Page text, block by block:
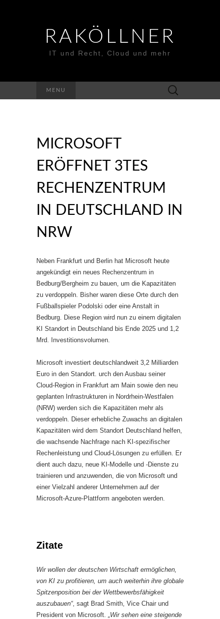
RAKÖLLNER
IT und Recht, Cloud und mehr
MENU
Suchen
nach:
MICROSOFT
ERÖFFNET 3TES
RECHENZENTRUM
IN DEUTSCHLAND IN
NRW
Neben Frankfurt und Berlin hat Microsoft heute
angekündigt ein neues Rechenzentrum in
Bedburg/Bergheim zu bauen, um die Kapazitäten
zu verdoppeln. Bisher waren diese Orte durch den
Fußballspieler Podolski oder eine Anstalt in
Bedburg. Diese Region wird nun zu einem digitalen
KI Standort in Deutschland bis Ende 2025 und 1,2
Mrd. Investitionsvolumen.
Microsoft investiert deutschlandweit 3,2 Milliarden
Euro in den Standort. urch den Ausbau seiner
Cloud-Region in Frankfurt am Main sowie den neu
geplanten Infrastrukturen in Nordrhein-Westfalen
(NRW) werden sich die Kapazitäten mehr als
verdoppeln. Dieser erhebliche Zuwachs an digitalen
Kapazitäten wird dem Standort Deutschland helfen,
die wachsende Nachfrage nach KI-spezifischer
Rechenleistung und Cloud-Lösungen zu erfüllen. Er
dient auch dazu, neue KI-Modelle und -Dienste zu
trainieren und anzuwenden, die von Microsoft und
einer Vielzahl anderer Unternehmen auf der
Microsoft-Azure-Plattform angeboten werden.
Zitate
Wir wollen der deutschen Wirtschaft ermöglichen,
von KI zu profitieren, um auch weiterhin ihre globale
Spitzenposition bei der Wettbewerbsfähigkeit
auszubauen“, sagt Brad Smith, Vice Chair und
President von Microsoft. „Wir sehen eine steigende